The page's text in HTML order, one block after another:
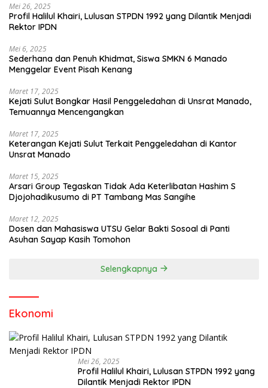
Mei 26, 2025
Profil Halilul Khairi, Lulusan STPDN 1992 yang Dilantik Menjadi
Rektor IPDN
Mei 6, 2025
Sederhana dan Penuh Khidmat, Siswa SMKN 6 Manado
Menggelar Event Pisah Kenang
Maret 17, 2025
Kejati Sulut Bongkar Hasil Penggeledahan di Unsrat Manado,
Temuannya Mencengangkan
Maret 17, 2025
Keterangan Kejati Sulut Terkait Penggeledahan di Kantor
Unsrat Manado
Maret 15, 2025
Arsari Group Tegaskan Tidak Ada Keterlibatan Hashim S
Djojohadikusumo di PT Tambang Mas Sangihe
Maret 12, 2025
Dosen dan Mahasiswa UTSU Gelar Bakti Sosoal di Panti
Asuhan Sayap Kasih Tomohon
Selengkapnya
Ekonomi
Mei 26, 2025
Profil Halilul Khairi, Lulusan STPDN 1992 yang
Dilantik Menjadi Rektor IPDN